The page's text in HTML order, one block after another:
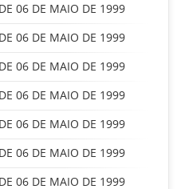
06 DE MAIO DE 1999
06 DE MAIO DE 1999
06 DE MAIO DE 1999
06 DE MAIO DE 1999
06 DE MAIO DE 1999
06 DE MAIO DE 1999
06 DE MAIO DE 1999